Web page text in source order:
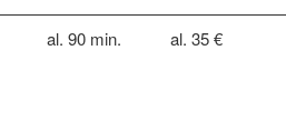
al. 90 min. al. 35 €